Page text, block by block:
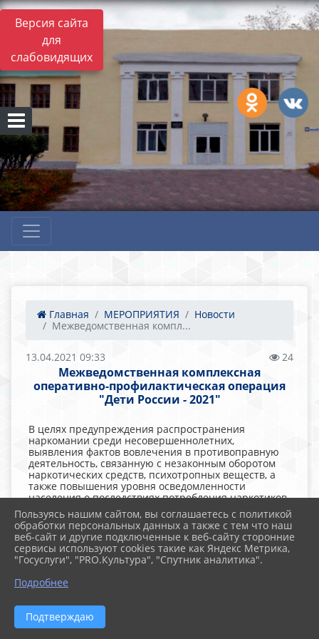
Версия сайта
для
слабовидящих
Главная МЕРОПРИЯТИЯ
Новости
Межведомственная компл...
13.04.2021 09:33 24
Межведомственная комплексная
оперативно-профилактическая операция
"Дети России - 2021"
В целях предупреждения распространения
наркомании среди несовершеннолетних,
выявления фактов вовлечения в противоправную
деятельность, связанную с незаконным оборотом
наркотических средств, психотропных веществ, а
также повышения уровня осведомленности
населения о последствиях потребления наркотиков
и об ответственности за участие в их незаконном
обороте, на территории г. Челябинска в 2 этапа
проводится межведомственная комплексная
оперативно-профилактическкая операция "Дети
России - 2021".
2026 г. mbscou7.ru
Пользуясь нашим сайтом, вы соглашаетесь с политикой
обработки персональных данных а также с тем что наш
веб-сайт и другие подключенные к веб-сайту сторонние
сервисы используют cookies такие как Яндекс Метрика,
"Госуслуги", "PRO.Культура", "Спутник аналитика".
Подробнее
Подтверждаю